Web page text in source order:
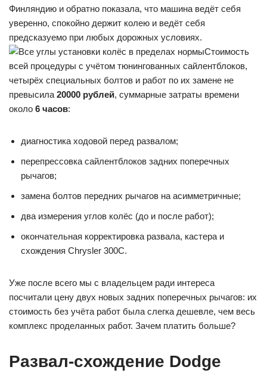
Финляндию и обратно показала, что машина ведёт себя
уверенно, спокойно держит колею и ведёт себя
предсказуемо при любых дорожных условиях.
Стоимость
всей процедуры с учётом тюнингованных сайлентблоков,
четырёх специальных болтов и работ по их замене не
превысила 20000 рублей, суммарные затраты времени
около 6 часов:
диагностика ходовой перед развалом;
перепрессовка сайлентблоков задних поперечных
рычагов;
замена болтов передних рычагов на асимметричные;
два измерения углов колёс (до и после работ);
окончательная корректировка развала, кастера и
схождения Chrysler 300C.
Уже после всего мы с владельцем ради интереса
посчитали цену двух новых задних поперечных рычагов: их
стоимость без учёта работ была слегка дешевле, чем весь
комплекс проделанных работ. Зачем платить больше?
Развал-схождение Dodge